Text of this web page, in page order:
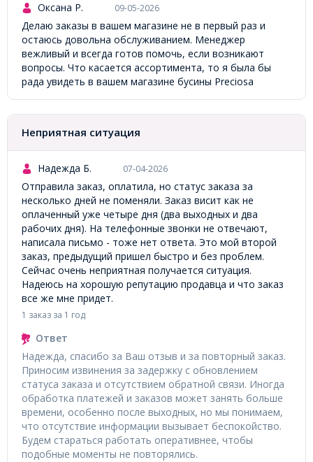
Оксана Р. 09-05-2026
Делаю заказы в вашем магазине не в первый раз и
остаюсь довольна обслуживанием. Менеджер
вежливый и всегда готов помочь, если возникают
вопросы. Что касается ассортимента, то я была бы
рада увидеть в вашем магазине бусины Preciosa
Неприятная ситуация
Надежда Б. 07-04-2026
Отправила заказ, оплатила, но статус заказа за
несколько дней не поменяли. Заказ висит как не
оплаченный уже четыре дня (два выходных и два
рабочих дня). На телефонные звонки не отвечают,
написала письмо - тоже нет ответа. Это мой второй
заказ, предыдущий пришел быстро и без проблем.
Сейчас очень неприятная получается ситуация.
Надеюсь на хорошую репутацию продавца и что заказ
все же мне придет.
1 заказ за 1 год
Ответ
Надежда, спасибо за Ваш отзыв и за повторный заказ.
Приносим извинения за задержку с обновлением
статуса заказа и отсутствием обратной связи. Иногда
обработка платежей и заказов может занять больше
времени, особенно после выходных, но мы понимаем,
что отсутствие информации вызывает беспокойство.
Будем стараться работать оперативнее, чтобы
подобные моменты не повторялись.